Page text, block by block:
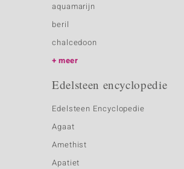
aquamarijn
beril
chalcedoon
meer
Edelsteen encyclopedie
Edelsteen Encyclopedie
Agaat
Amethist
Apatiet